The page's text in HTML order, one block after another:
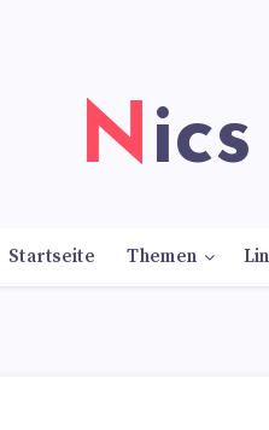
Startseite Themen